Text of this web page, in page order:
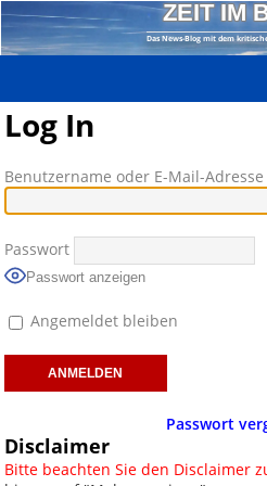
ZEIT IM
Das News-Blog mit dem
Log In
Benutzername oder E-Mail-Adresse
Passwort
Passwort anzeigen
Angemeldet bleiben
Passwort
Disclaimer
Bitte beachten Sie den Disclaimer